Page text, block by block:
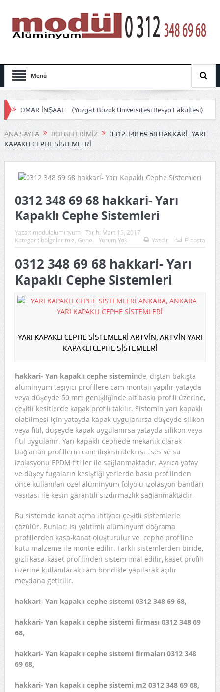
Menü
OMAR İNŞAAT – (Yozgat Bozok Üniversitesi Besyo Fakültesi)
GÜRSEL SELVİ İNŞAAT – (ETİMESGUT BELEDİYESİ ATATÜRK
STADI)
ELF BETON A.Ş – (ANKARA AKYURT SATIŞ OFİSİ)
SOMALİ (HARGEİSA) ISUZU SATIŞ MERKEZİ
BAŞARI İNŞAAT (Balıkesir Bandırma Okul İnşaatı)
BES GRUP-ERDOĞAN KARDEŞLER İNŞAAT (Gölbaşı
Uluslararası Bilardo Federasyonu ve Bireysel Spor Salonu
İnşaatı)
ÖZEL İŞYERİ PROJESİ-CEVDET KARAGÖZ (Ankara)
DÜLGER MÜHENDİSLİK-ANKARA (Yörük Metal İnşaatı İdari
İdari Kısım)
ANA SAYFA BÖLGELERIMIZ
0312 348 69 68 HAKKARI- YARI
KAPAKLI CEPHE SISTEMLERI
0312 348 69 68 hakkari- Yarı
Kapaklı Cephe Sistemleri
Yazar: modulaluminyum Tarih: Mart 15, 2017
Kategori: bölgelerimiz, Genel Yorum Yok Yazdır E-posta
0312 348 69 68 hakkari- Yarı
Kapaklı Cephe Sistemleri
YARI KAPAKLI CEPHE SİSTEMLERİ ARTVİN, ARTVİN YARI
KAPAKLI CEPHE SİSTEMLERİ
hakkari- Yarı kapaklı cephe sisteminde, dıştan bakışta
alüminyum taşıyıcı profillere cam montajı yapılır yatayda
veya düşeyde 50 mm genişliğinde alt baskı profili üzerine,
çeşitli kesitlerde kapak profili takılır. Sistemin yarı kapaklı
olabilmesi için yatayda kapak uygulanırsa düşeyde silikon
veya fitil, düşeyde kapak uygulanırsa yatayda silikon veya
fitil uygulanır. Yarı kapaklı cephede mekanik olarak
bağlanan profillerin cam ilişkisindeki ısı , ses ve su
izolasyonu EPDM fitiller ile sağlanmaktadır. Ayrıca yatay
ve düşey fugaların kesiştiği yerlerde baskı profilinden
önce kullanılan özel alüminyum folyolu izolasyon bantları
vasıtası ile kesin garantili sızdırmazlık sağlanmaktadır.
Bu sistemde kanat açma ihtiyacı çeşitli sistemlerle
çözülür. Bunlar; Isı yalıtımlı alüminyum doğrama
profillerden kasa-kanat oluşturulur ve cephe profiline
kutu malzeme ile monte edilir. Farklı sistemlerden biride,
gizli kasa-kaset profilinden sistem imal edilir, kaset profili
üzerine kullanılacak cam bondikle yapılarak açılır
meydana getirilir.
hakkari- Yarı kapaklı cephe sistemi 0312 348 69 68,
hakkari- Yarı kapaklı cephe sistemi firması 0312 348 69
68,
hakkari- Yarı kapaklı cephe sistemi firmaları 0312 348
69 68,
hakkari- Yarı kapaklı cephe sistemi m2 0312 348 69 68,